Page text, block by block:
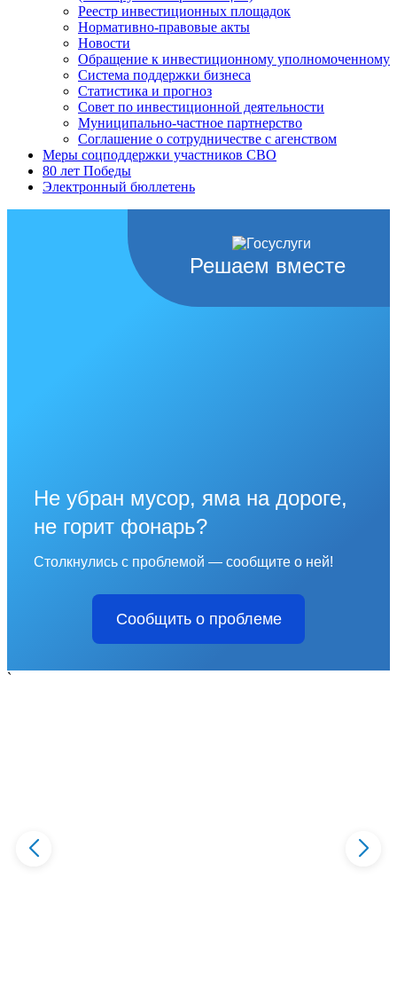
Реестр инвестиционных площадок
Нормативно-правовые акты
Новости
Обращение к инвестиционному уполномоченному
Система поддержки бизнеса
Статистика и прогноз
Совет по инвестиционной деятельности
Муниципально-частное партнерство
Соглашение о сотрудничестве с агенством
Меры соцподдержки участников СВО
80 лет Победы
Электронный бюллетень
Решаем вместе
Не убран мусор, яма на дороге,
не горит фонарь?
Столкнулись с проблемой — сообщите о ней!
Сообщить о проблеме
`